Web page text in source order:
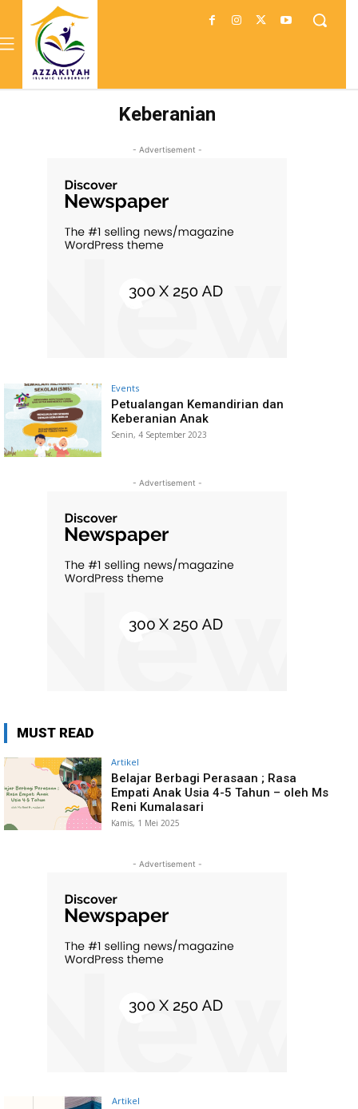
Keberanian
- Advertisement -
Events
Petualangan Kemandirian dan
Keberanian Anak
Senin, 4 September 2023
- Advertisement -
MUST READ
Artikel
Belajar Berbagi Perasaan ; Rasa
Empati Anak Usia 4-5 Tahun – oleh Ms
Reni Kumalasari
Kamis, 1 Mei 2025
- Advertisement -
Artikel